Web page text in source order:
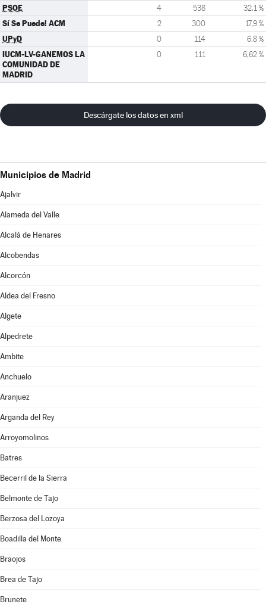
PSOE 4 538 32,1 %
Sí Se Puede! ACM 2 300 17,9 %
UPyD 0 114 6,8 %
IUCM-LV-GANEMOS LA
COMUNIDAD DE
MADRID
0 111 6,62 %
Descárgate los datos en xml
Municipios de Madrid
Ajalvir
Alameda del Valle
Alcalá de Henares
Alcobendas
Alcorcón
Aldea del Fresno
Algete
Alpedrete
Ambite
Anchuelo
Aranjuez
Arganda del Rey
Arroyomolinos
Batres
Becerril de la Sierra
Belmonte de Tajo
Berzosa del Lozoya
Boadilla del Monte
Braojos
Brea de Tajo
Brunete